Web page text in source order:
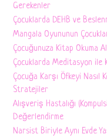
Gerekenler
Çocuklarda DEHB ve
Mangala Oyununun
Çocuğunuza Kitap Okuma
Çocuklarda Meditasyon ile
Çocuğa Karşı Öfkeyi
Stratejiler
Alışveriş Hastalığı
Değerlendirme
Narsist Biriyle Aynı Evde